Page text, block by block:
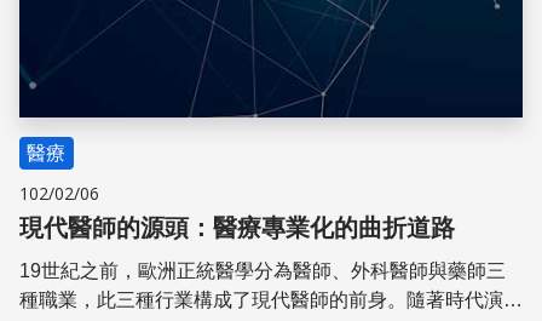
醫療
102/02/06
現代醫師的源頭：醫療專業化的曲折道路
19世紀之前，歐洲正統醫學分為醫師、外科醫師與藥師三
種職業，此三種行業構成了現代醫師的前身。隨著時代演